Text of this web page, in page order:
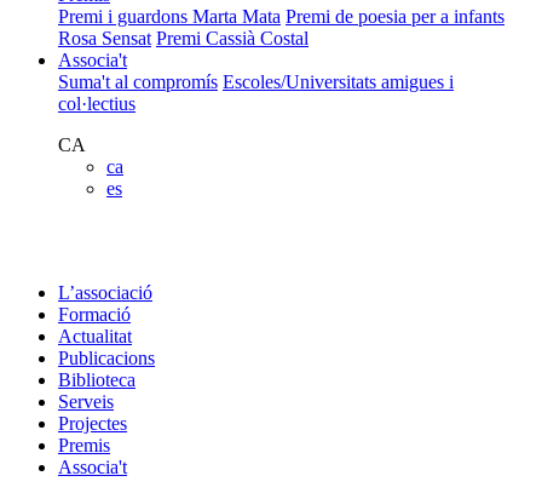
Premi i guardons Marta Mata Premi de poesia per a infants
Rosa Sensat Premi Cassià Costal
Associa't
Suma't al compromís Escoles/Universitats amigues i
col·lectius
CA
ca
es
L’associació
Formació
Actualitat
Publicacions
Biblioteca
Serveis
Projectes
Premis
Associa't